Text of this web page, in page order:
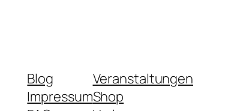
Blog
Impressum
Veranstaltungen
Shop